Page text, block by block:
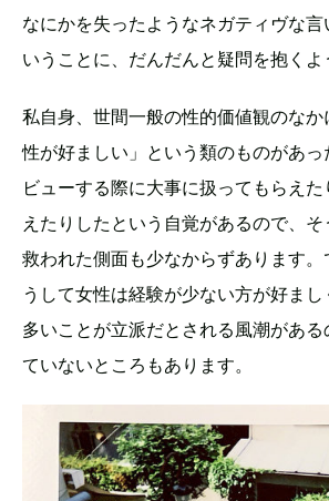
なにかを失ったようなネガティヴな言
いうことに、だんだんと疑問を抱くよ
私自身、世間一般の性的価値観のな
性が好ましい」という類のものがあ
ビューする際に大事に扱ってもらえ
えたりしたという自覚があるので、
救われた側面も少なからずあります
うして女性は経験が少ない方が好ま
多いことが立派だとされる風潮があ
ていないところもあります。